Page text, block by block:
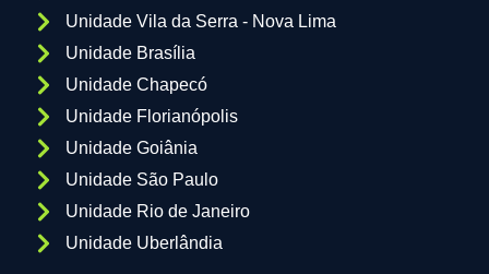
Unidade Vila da Serra - Nova Lima
Unidade Brasília
Unidade Chapecó
Unidade Florianópolis
Unidade Goiânia
Unidade São Paulo
Unidade Rio de Janeiro
Unidade Uberlândia